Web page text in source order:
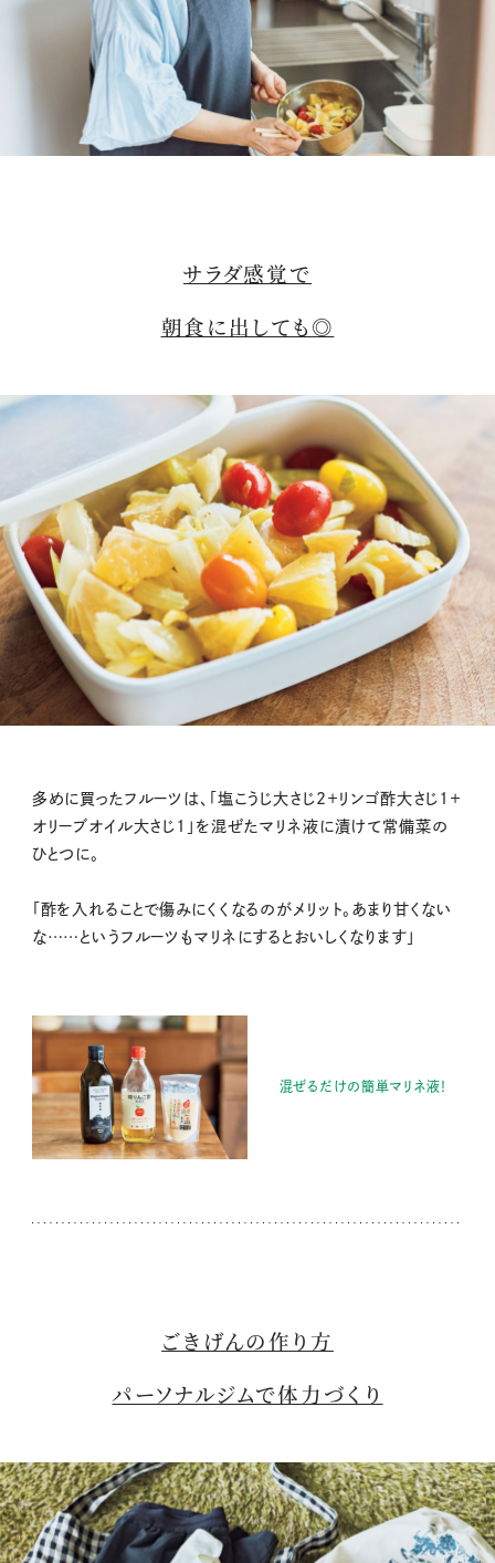
サラダ感覚で
朝食に出しても◎
多めに買ったフルーツは、「塩こうじ大さじ2＋リンゴ酢大さじ1＋
オリーブオイル大さじ1」を混ぜたマリネ液に漬けて常備菜の
ひとつに。
「酢を入れることで傷みにくくなるのがメリット。あまり甘くない
な……というフルーツもマリネにするとおいしくなります」
混ぜるだけの簡単マリネ液！
ごきげんの作り方
パーソナルジムで体力づくり